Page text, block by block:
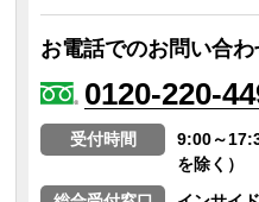
お電話でのお問い合わ
0120-220-
受付時間
9:00～
を除く）